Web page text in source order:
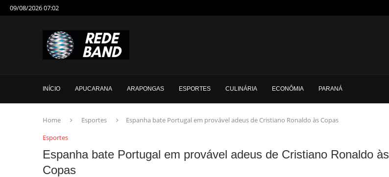
09/08/2026 07:02
INÍCIO APUCARANA ARAPONGAS ESPORTES CULINÁRIA ECONÔMIA PARANÁ
Home Esportes
Espanha bate Portugal em provável adeus de Cristiano Ronaldo às Copas
Esportes
Espanha bate Portugal em provável adeus de Cristiano Ronaldo às
Copas